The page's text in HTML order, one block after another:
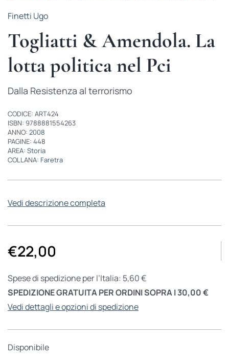
Finetti Ugo
Togliatti & Amendola. La
lotta politica nel Pci
Dalla Resistenza al terrorismo
CODICE: ART424
ISBN: 9788881554263
ANNO: 2008
PAGINE: 448
AREA: Storia
COLLANA: Faretra
Vedi descrizione completa
€22,00
Spese di spedizione per l’Italia: 5,60 €
SPEDIZIONE GRATUITA PER ORDINI SOPRA I 30,00 €
Vedi dettagli e opzioni di spedizione
Disponibile